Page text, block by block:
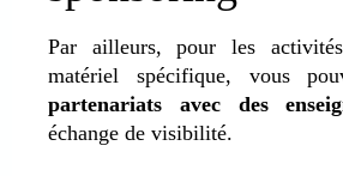
Par ailleurs, pour les
matériel spécifique, vous
partenariats avec des
échange de visibilité.